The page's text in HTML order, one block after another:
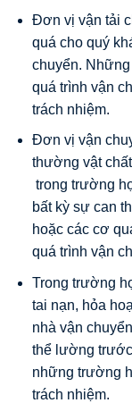
Đơn vị vận tải
quá cho quý
chuyển.
quá trình vận
trách nhiệm.
Đơn vị vận
thường vật
trong trường
bất kỳ sự can
hoặc các cơ
quá trình vận
Trong trường
tai nạn, hỏa
nhà vận
thể lường
những trường
trách nhiệm.